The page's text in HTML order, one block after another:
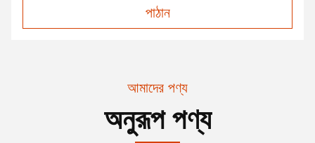
পাঠান
আমাদের পণ্য
অনুরূপ পণ্য